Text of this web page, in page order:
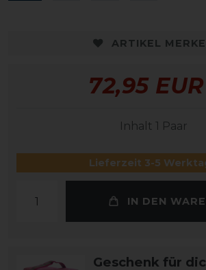
ARTIKEL
72,95 EUR
Inhalt 1 Paar
Lieferzeit 3-5
IN DEN
Geschenk für